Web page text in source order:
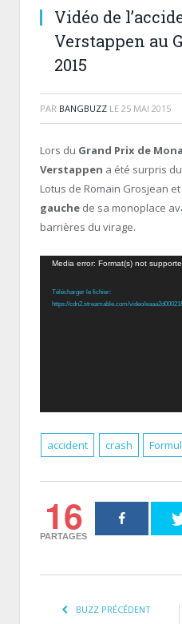
Vidéo de
Verstappen au
2015
PAR BANGBUZZ LE 25 MAI 2015
Lors du Grand Prix de
Verstappen a été surpris
Lotus de Romain Grosjean et
gauche de sa monoplace
barrières du virage.
Media error: Format(s) not
Télécharger le fichier:
https://cdn2.streamable.com/video/
accident crash
16
PARTAGES
BUZZ PRÉCÉDENT